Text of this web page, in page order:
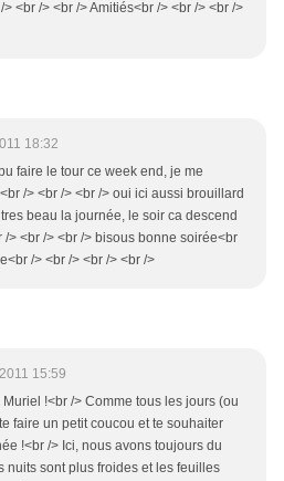
<br /> <br /> Amitiés<br /> <br /> <br />
18:32
faire le tour ce week end, je me
/> <br /> <br /> oui ici aussi brouillard
beau la journée, le soir ca descend
/> <br /> <br /> bisous bonne soirée<br
/> <br /> <br /> <br />
15:59
!<br /> Comme tous les jours (ou
faire un petit coucou et te souhaiter
!<br /> Ici, nous avons toujours du
nuits sont plus froides et les feuilles